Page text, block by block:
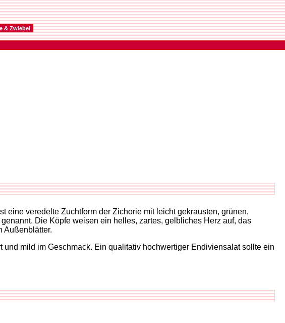
& Zwiebel
eine veredelte Zuchtform der Zichorie mit leicht gekrausten, grünen,
Die Köpfe weisen ein helles, zartes, gelbliches Herz auf, das
Außenblätter.
mild im Geschmack. Ein qualitativ hochwertiger Endiviensalat sollte ein